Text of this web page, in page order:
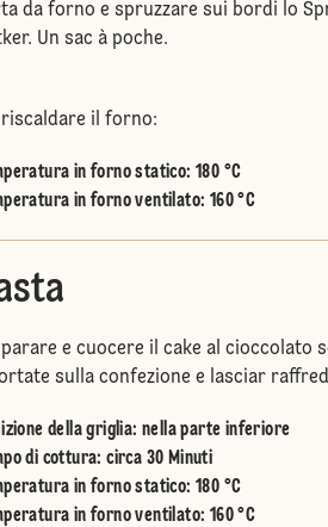
da forno e spruzzare sui bordi lo
Un sac à poche.
il forno:
in forno statico: 180 °C
in forno ventilato: 160 °C
e cuocere il cake al cioccolato
sulla confezione e lasciar
della griglia:nella parte inferiore
di cottura: circa 30 Minuti
in forno statico: 180 °C
in forno ventilato: 160 °C